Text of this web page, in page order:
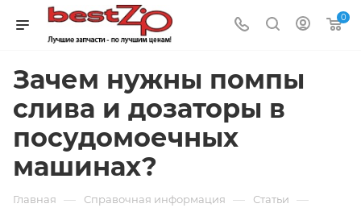
0
Зачем нужны помпы
слива и дозаторы в
посудомоечных
машинах?
Главная — Справочная информация — Статьи —